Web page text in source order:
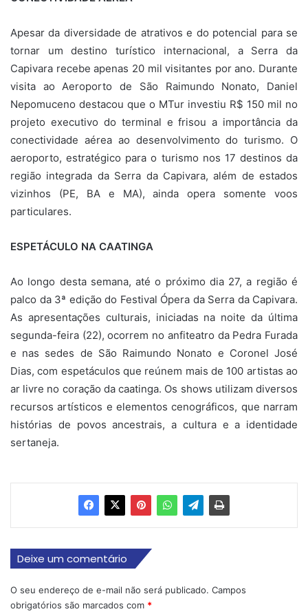
Apesar da diversidade de atrativos e do potencial para se
tornar um destino turístico internacional, a Serra da
Capivara recebe apenas 20 mil visitantes por ano. Durante
visita ao Aeroporto de São Raimundo Nonato, Daniel
Nepomuceno destacou que o MTur investiu R$ 150 mil no
projeto executivo do terminal e frisou a importância da
conectividade aérea ao desenvolvimento do turismo. O
aeroporto, estratégico para o turismo nos 17 destinos da
região integrada da Serra da Capivara, além de estados
vizinhos (PE, BA e MA), ainda opera somente voos
particulares.
ESPETÁCULO NA CAATINGA
Ao longo desta semana, até o próximo dia 27, a região é
palco da 3ª edição do Festival Ópera da Serra da Capivara.
As apresentações culturais, iniciadas na noite da última
segunda-feira (22), ocorrem no anfiteatro da Pedra Furada
e nas sedes de São Raimundo Nonato e Coronel José
Dias, com espetáculos que reúnem mais de 100 artistas ao
ar livre no coração da caatinga. Os shows utilizam diversos
recursos artísticos e elementos cenográficos, que narram
histórias de povos ancestrais, a cultura e a identidade
sertaneja.
Deixe um comentário
O seu endereço de e-mail não será publicado. Campos
obrigatórios são marcados com *